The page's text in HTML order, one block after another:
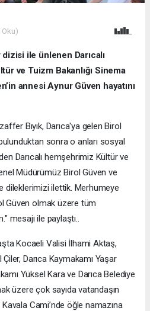
Oku)
ile ünlenen Darıcalı
ve Tuizm Bakanlığı Sinema
annesi Aynur Güven hayatını
Bıyık, Darıca'ya gelen Birol
sonra o anları sosyal
Darıcalı hemşehrimiz Kültür ve
Müdürümüz Birol Güven ve
dileklerimizi ilettik. Merhumeye
Güven olmak üzere tüm
mesajı ile paylaştı..
Kocaeli Valisi İlhami Aktaş,
Darıca Kaymakamı Yaşar
Yüksel Kara ve Darıca Belediye
üzere çok sayıda vatandaşın
Kavala Cami’nde öğle namazına